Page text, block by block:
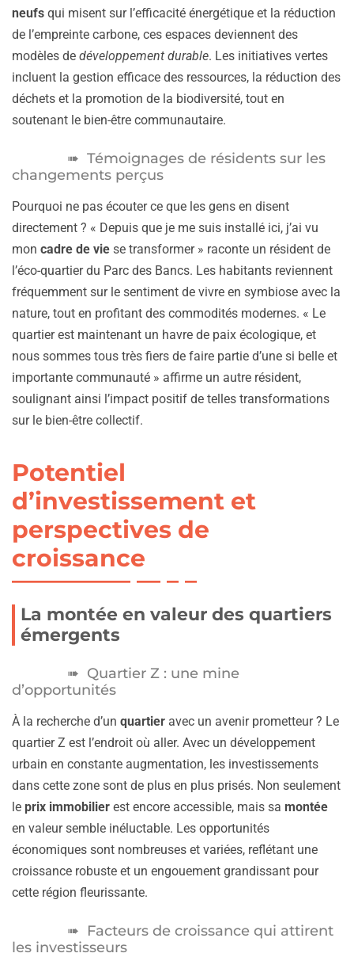
neufs qui misent sur l’efficacité énergétique et la réduction
de l’empreinte carbone, ces espaces deviennent des
modèles de développement durable. Les initiatives vertes
incluent la gestion efficace des ressources, la réduction des
déchets et la promotion de la biodiversité, tout en
soutenant le bien-être communautaire.
Témoignages de résidents sur les
changements perçus
Pourquoi ne pas écouter ce que les gens en disent
directement ? « Depuis que je me suis installé ici, j’ai vu
mon cadre de vie se transformer » raconte un résident de
l’éco-quartier du Parc des Bancs. Les habitants reviennent
fréquemment sur le sentiment de vivre en symbiose avec la
nature, tout en profitant des commodités modernes. « Le
quartier est maintenant un havre de paix écologique, et
nous sommes tous très fiers de faire partie d’une si belle et
importante communauté » affirme un autre résident,
soulignant ainsi l’impact positif de telles transformations
sur le bien-être collectif.
Potentiel
d’investissement et
perspectives de
croissance
La montée en valeur des quartiers
émergents
Quartier Z : une mine
d’opportunités
À la recherche d’un quartier avec un avenir prometteur ? Le
quartier Z est l’endroit où aller. Avec un développement
urbain en constante augmentation, les investissements
dans cette zone sont de plus en plus prisés. Non seulement
le prix immobilier est encore accessible, mais sa montée
en valeur semble inéluctable. Les opportunités
économiques sont nombreuses et variées, reflétant une
croissance robuste et un engouement grandissant pour
cette région fleurissante.
Facteurs de croissance qui attirent
les investisseurs